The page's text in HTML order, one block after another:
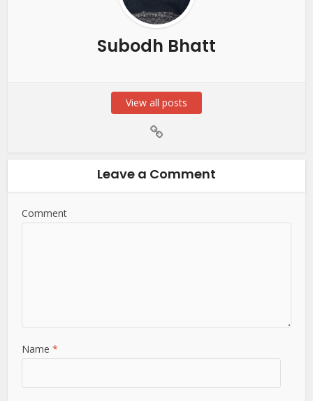
Subodh Bhatt
View all posts
Leave a Comment
Comment
Name*